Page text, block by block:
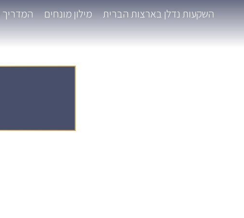
השקעות נדלן בארצות הברית מילון מונחים